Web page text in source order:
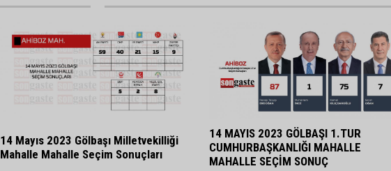
14 Mayıs 2023 Gölbaşı Milletvekilliği
Mahalle Mahalle Seçim Sonuçları
14 MAYIS 2023 GÖLBAŞI 1.TUR
CUMHURBAŞKANLIĞI MAHALLE
MAHALLE SEÇİM SONUÇ